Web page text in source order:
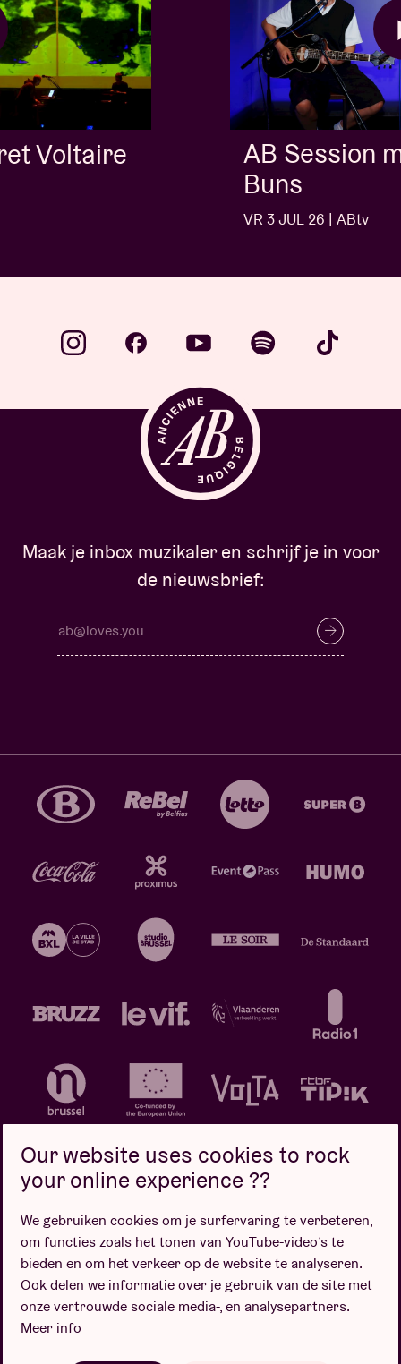
AB Session met Kids With
Maak je inbox muzikaler en schrijf je in voor
de nieuwsbrief:
Privacybeleid Cookiebeleid
Verkoopsvoorwaarden
Design door
Our website uses cookies to rock
your online experience ??
We gebruiken cookies om je surfervaring te verbeteren,
om functies zoals het tonen van YouTube-video’s te
bieden en om het verkeer op de website te analyseren.
Ook delen we informatie over je gebruik van de site met
onze vertrouwde sociale media-, en analysepartners.
Meer info